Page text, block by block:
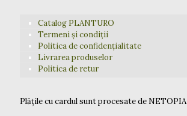
Catalog PLANTURO
Termeni și condiții
Politica de confidențialitate
Livrarea produselor
Politica de retur
Plățile cu cardul sunt procesate de NETOPIA